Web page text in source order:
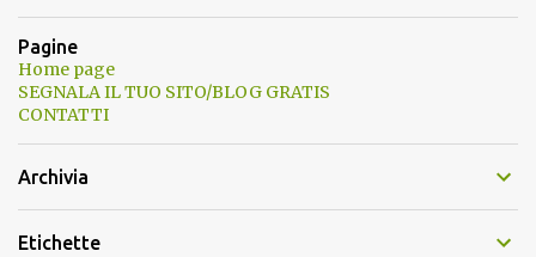
Pagine
Home page
SEGNALA IL TUO SITO/BLOG GRATIS
CONTATTI
Archivia
Etichette